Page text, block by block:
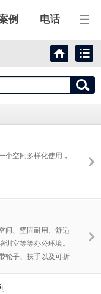
例 电话
个空间多样化使用，
间、坚固耐用、舒适
训室等等办公环境。
轮子、扶手以及可折